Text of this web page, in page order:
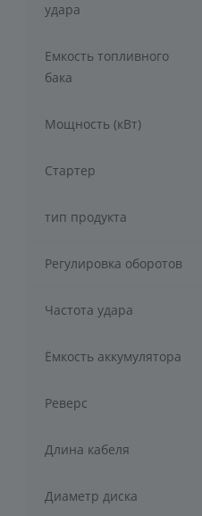
удара
Емкость топливного
бака
Мощность (кВт)
Стартер
тип продукта
Регулировка оборотов
Частота удара
Ёмкость аккумулятора
Реверс
Длина кабеля
Диаметр диска